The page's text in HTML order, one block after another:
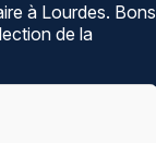
à Lourdes. Bons
de la